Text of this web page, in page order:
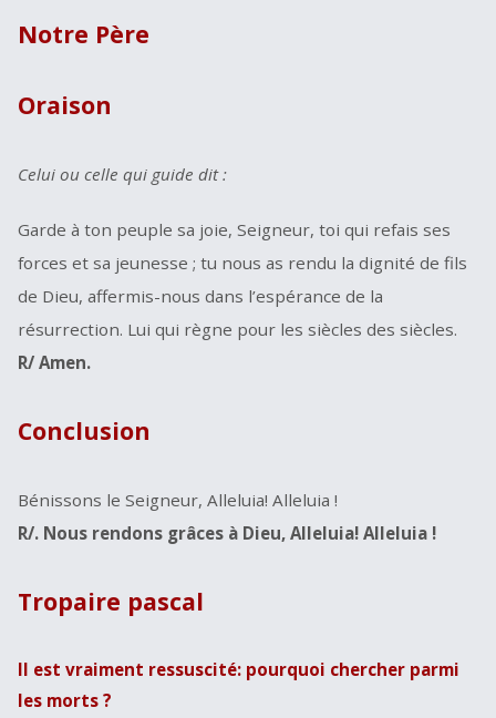
Notre Père
Oraison
Celui ou celle qui guide dit :
Garde à ton peuple sa joie, Seigneur, toi qui refais ses
forces et sa jeunesse ; tu nous as rendu la dignité de fils
de Dieu, affermis-nous dans l’espérance de la
résurrection. Lui qui règne pour les siècles des siècles.
R/ Amen.
Conclusion
Bénissons le Seigneur, Alleluia! Alleluia !
R/. Nous rendons grâces à Dieu, Alleluia! Alleluia !
Tropaire pascal
Il est vraiment ressuscité: pourquoi chercher parmi
les morts ?